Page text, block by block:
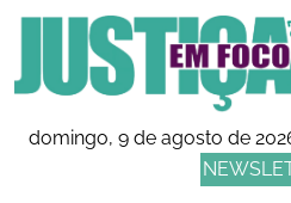
domingo, 9 de agosto de